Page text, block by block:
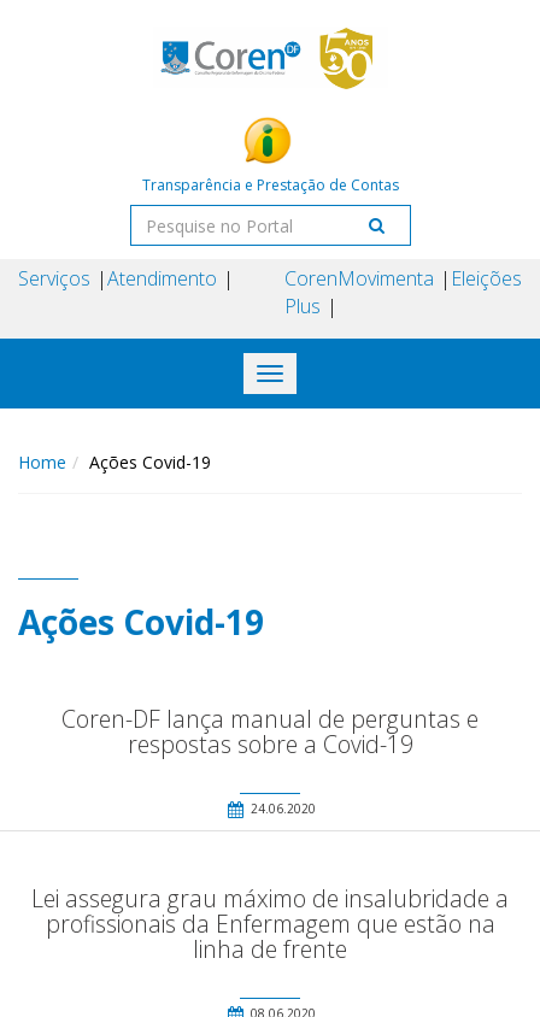
Transparência e Prestação de Contas
Serviços Atendimento
Coren
Plus
Movimenta Eleições
Toggle
navigation
Home Ações Covid-19
Ações Covid-19
Coren-DF lança manual de perguntas e
respostas sobre a Covid-19
24.06.2020
Lei assegura grau máximo de insalubridade a
profissionais da Enfermagem que estão na
linha de frente